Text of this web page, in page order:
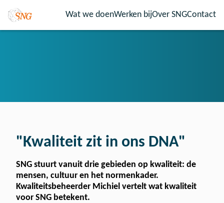
Wat we doenWerken bijOver SNGContact
"Kwaliteit zit in ons DNA"
SNG stuurt vanuit drie gebieden op kwaliteit: de
mensen, cultuur en het normenkader.
Kwaliteitsbeheerder Michiel vertelt wat kwaliteit
voor SNG betekent.